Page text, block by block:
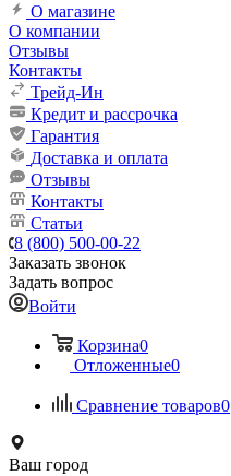
О магазине
О компании
Отзывы
Контакты
Трейд-Ин
Кредит и рассрочка
Гарантия
Доставка и оплата
Отзывы
Контакты
Статьи
8 (800) 500-00-22
Заказать звонок
Задать вопрос
Войти
Корзина0
Отложенные0
Сравнение товаров0
Ваш город